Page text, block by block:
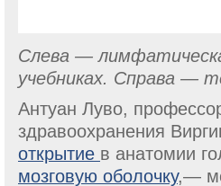
Слева —
учебниках. Справа —
Антуан Луво,
здравоохранения
открытие в анатомии
мозговую оболочку,—